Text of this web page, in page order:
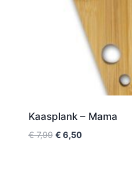
Kaasplank – Mama
€7,99 € 6,50